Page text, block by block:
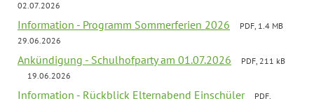
02.07.2026
Information - Programm Sommerferien 2026
PDF, 1.4 MB
29.06.2026
Ankündigung - Schulhofparty am 01.07.2026
PDF, 211 kB
19.06.2026
Information - Rückblick Elternabend Einschüler
PDF,